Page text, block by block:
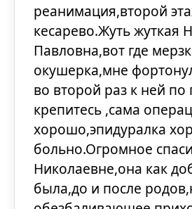
реанимация,второй
кесарево.Жуть жуткая
Павловна,вот где
окушерка,мне
во второй раз к ней по
крепитесь ,сама
хорошо,эпидуралка
больно.Огромное
Николаевне,она как
была,до и после